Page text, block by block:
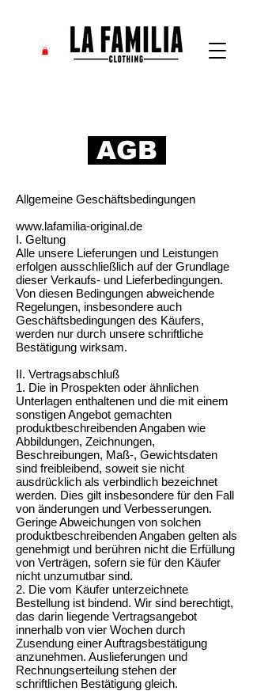
AGB
Allgemeine Geschäftsbedingungen
www.lafamilia-original.de
I. Geltung
Alle unsere Lieferungen und Leistungen
erfolgen ausschließlich auf der Grundlage
dieser Verkaufs- und Lieferbedingungen.
Von diesen Bedingungen abweichende
Regelungen, insbesondere auch
Geschäftsbedingungen des Käufers,
werden nur durch unsere schriftliche
Bestätigung wirksam.
II. Vertragsabschluß
1. Die in Prospekten oder ähnlichen
Unterlagen enthaltenen und die mit einem
sonstigen Angebot gemachten
produktbeschreibenden Angaben wie
Abbildungen, Zeichnungen,
Beschreibungen, Maß-, Gewichtsdaten
sind freibleibend, soweit sie nicht
ausdrücklich als verbindlich bezeichnet
werden. Dies gilt insbesondere für den Fall
von änderungen und Verbesserungen.
Geringe Abweichungen von solchen
produktbeschreibenden Angaben gelten als
genehmigt und berühren nicht die Erfüllung
von Verträgen, sofern sie für den Käufer
nicht unzumutbar sind.
2. Die vom Käufer unterzeichnete
Bestellung ist bindend. Wir sind berechtigt,
das darin liegende Vertragsangebot
innerhalb von vier Wochen durch
Zusendung einer Auftragsbestätigung
anzunehmen. Auslieferungen und
Rechnungserteilung stehen der
schriftlichen Bestätigung gleich.